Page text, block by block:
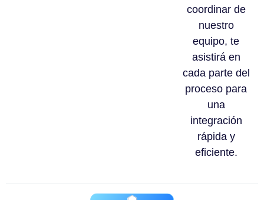
coordinar de
nuestro
equipo, te
asistirá en
cada parte del
proceso para
una
integración
rápida y
eficiente.